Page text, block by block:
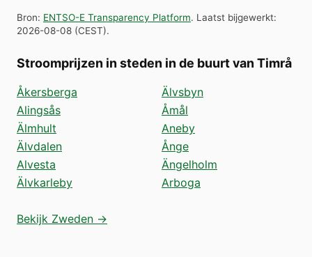
Bron: ENTSO-E Transparency Platform. Laatst bijgewerkt:
2026-08-08 (CEST).
Stroomprijzen in steden in de buurt van Timrå
Åkersberga
Alingsås
Älmhult
Älvdalen
Alvesta
Älvkarleby
Älvsbyn
Åmål
Aneby
Ånge
Ängelholm
Arboga
Bekijk Zweden →